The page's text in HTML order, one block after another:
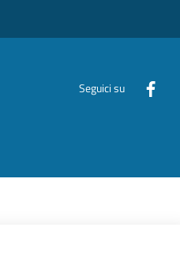
Seguici su